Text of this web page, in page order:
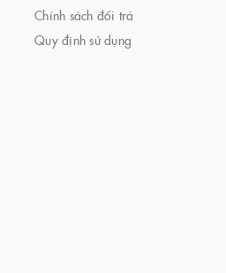
Chính sách đổi trả
Quy định sử dụng